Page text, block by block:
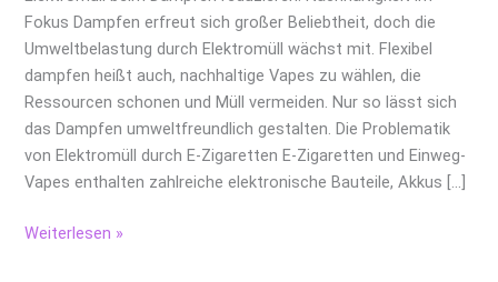
Fokus Dampfen erfreut sich großer Beliebtheit, doch die
Umweltbelastung durch Elektromüll wächst mit. Flexibel
dampfen heißt auch, nachhaltige Vapes zu wählen, die
Ressourcen schonen und Müll vermeiden. Nur so lässt sich
das Dampfen umweltfreundlich gestalten. Die Problematik
von Elektromüll durch E-Zigaretten E-Zigaretten und Einweg-
Vapes enthalten zahlreiche elektronische Bauteile, Akkus […]
Weiterlesen »